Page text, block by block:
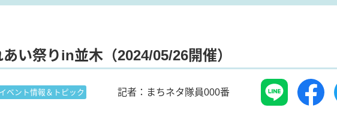
い祭りin並木（2024/05/26開催）
イベント情報＆トピック 記者：まちネタ隊員000番